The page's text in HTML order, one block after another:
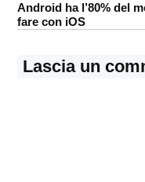
Android ha l’80% del
fare con iOS
Lascia un